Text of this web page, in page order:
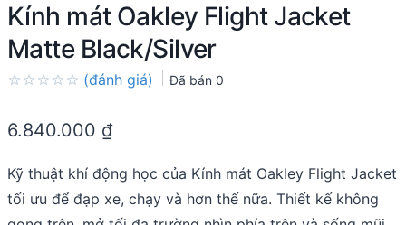
Kính mát Oakley Flight Jacket
Matte Black/Silver
out
(đánh giá) Đã bán 0
6.840.000 ₫
Kỹ thuật khí động học của Kính mát Oakley Flight Jacket
tối ưu để đạp xe, chạy và hơn thế nữa. Thiết kế không